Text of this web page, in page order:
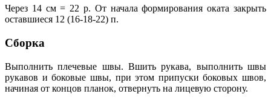
Через 14 см = 22 р. От начала формирования оката закрыть
оставшиеся 12 (16-18-22) п.
Сборка
Выполнить плечевые швы. Вшить рукава, выполнить швы
рукавов и боковые швы, при этом припуски боковых швов,
начиная от концов планок, отвернуть на лицевую сторону.